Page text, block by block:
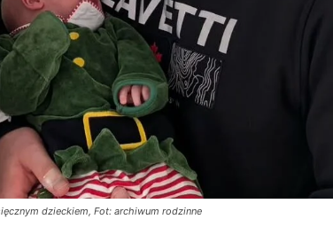
dzieckiem, Fot: archiwum rodzinne